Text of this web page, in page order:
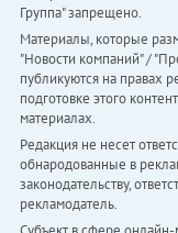
Группа" запрещено.
Материалы, которые
"Новости компаний" /
публикуются на правах
подготовке этого
материалах.
Редакция не несет
обнародованные в
законодательству,
рекламодатель.